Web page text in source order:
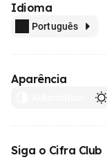
Idioma
Português
Aparência
Siga o Cifra Club